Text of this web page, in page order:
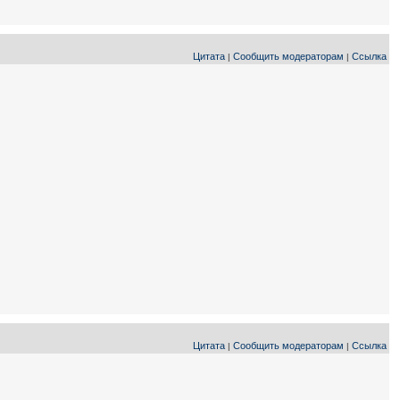
Цитата | Сообщить модераторам | Ссылка
Цитата | Сообщить модераторам | Ссылка